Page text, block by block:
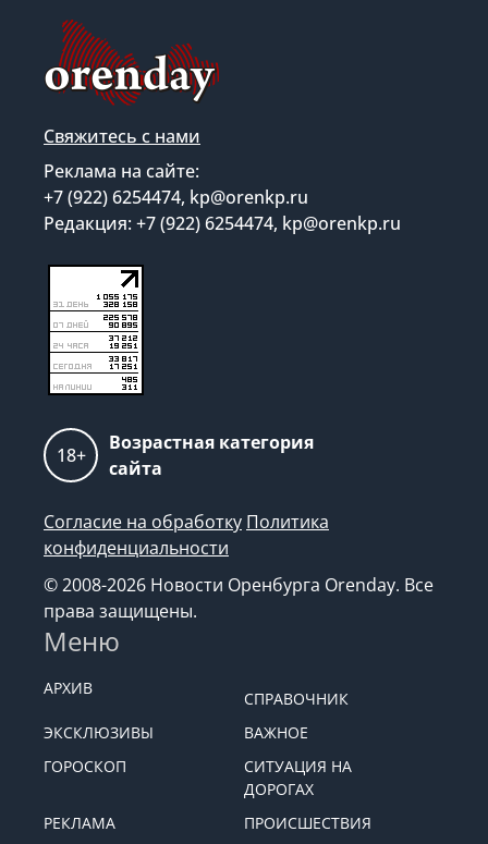
Свяжитесь с нами
Реклама на сайте:
+7 (922) 6254474, kp@orenkp.ru
Редакция: +7 (922) 6254474, kp@orenkp.ru
18+
Возрастная категория
сайта
Согласие на обработку Политика
конфиденциальности
© 2008-2026 Новости Оренбурга Orenday. Все
права защищены.
Меню
АРХИВ
СПРАВОЧНИК
ЭКСКЛЮЗИВЫ
ВАЖНОЕ
ГОРОСКОП
СИТУАЦИЯ НА
ДОРОГАХ
РЕКЛАМА
ПРОИСШЕСТВИЯ